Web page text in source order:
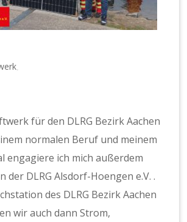
,
für den DLRG Bezirk Aachen
normalen Beruf und meinem
engagiere ich mich außerdem
der DLRG Alsdorf-Hoengen e.V. .
des DLRG Bezirk Aachen
wir auch dann Strom,